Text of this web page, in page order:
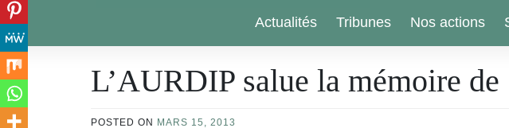
Actualités Tribunes Nos actions
L’AURDIP salue la mémoire de
POSTED ON MARS 15, 2013